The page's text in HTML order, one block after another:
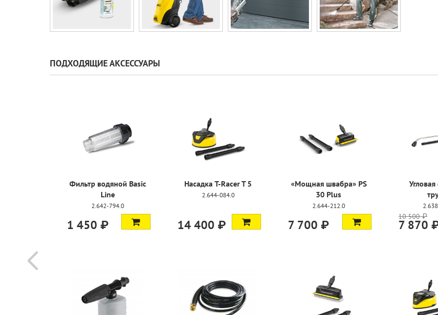
ПОДХОДЯЩИЕ АКСЕССУАРЫ
Фильтр водяной Basic
Line
2.642-794.0
1 450 ₽
Насадка T-Racer T 5
2.644-084.0
14 400 ₽
«Мощная швабра» PS
30 Plus
2.644-212.0
7 700 ₽
10 500 ₽
7 870